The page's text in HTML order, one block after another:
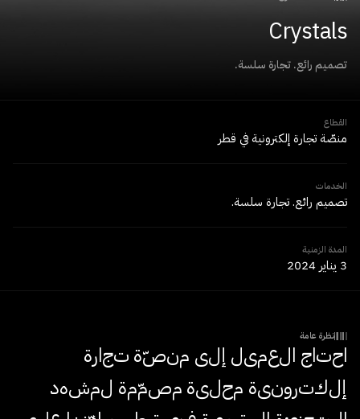
Crystals
تصميم رائع. تجارة سلسة.
القطاع
منصّة تجارة إلكترونية في قطر
الخدمات
تصميم رائع. تجارة سلسة.
المدة الزمنية
3 يناير 2024
نظرة عامة
احتاج العميل إلى منصةتجارة
إلكترونية محليةمصممة لمشهد